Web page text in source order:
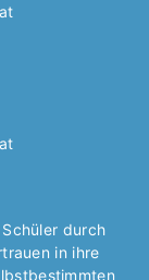
durch
in ihre